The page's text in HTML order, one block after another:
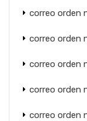
correo orden
correo orden
correo orden
correo orden
correo orden